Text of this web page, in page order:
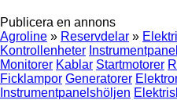
Publicera en annons
Agroline » Reservdelar »
Kontrollenheter
Monitorer Kablar Startmotorer
Ficklampor Generatorer
Instrumentpanelshöljen